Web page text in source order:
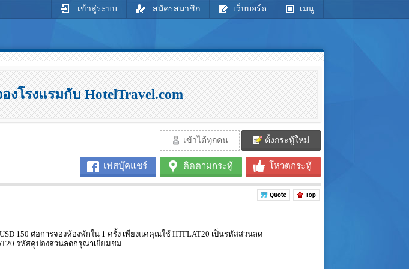
เข้าสู่ระบบ สมัครสมาชิก เว็บบอร์ด เมนู
โรงแรมกับ HotelTravel.com
เข้าได้ทุกคน ตั้งกระทู้ใหม่
เฟสบุ๊คแชร์ ติดตามกระทู้ โหวตกระทู้
150 ต่อการจองห้องพักใน 1 ครั้ง เพียงแค่คุณใช้ HTFLAT20 เป็นรหัสส่วนลด
รหัสคูปองส่วนลดกรุณาเยี่ยมชม: